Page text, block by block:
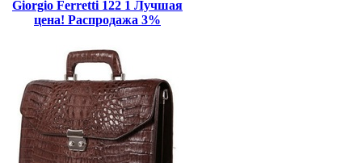
Giorgio Ferretti 122 1 Лучшая
цена! Распродажа 3%